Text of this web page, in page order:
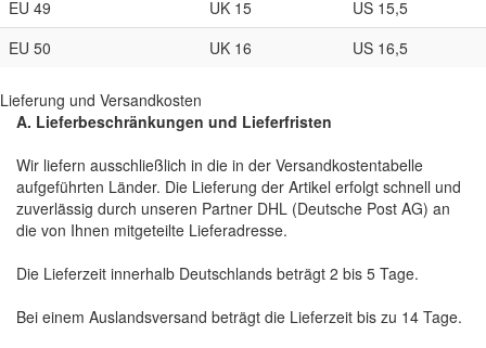
EU 49
UK 15
US 15,5
EU 50
UK 16 US 16,5
Lieferung und Versandkosten
A. Lieferbeschränkungen und Lieferfristen
Wir liefern ausschließlich in die in der Versandkostentabelle
aufgeführten Länder. Die Lieferung der Artikel erfolgt schnell und
zuverlässig durch unseren Partner DHL (Deutsche Post AG) an
die von Ihnen mitgeteilte Lieferadresse.
Die Lieferzeit innerhalb Deutschlands beträgt 2 bis 5 Tage.
Bei einem Auslandsversand beträgt die Lieferzeit bis zu 14 Tage.